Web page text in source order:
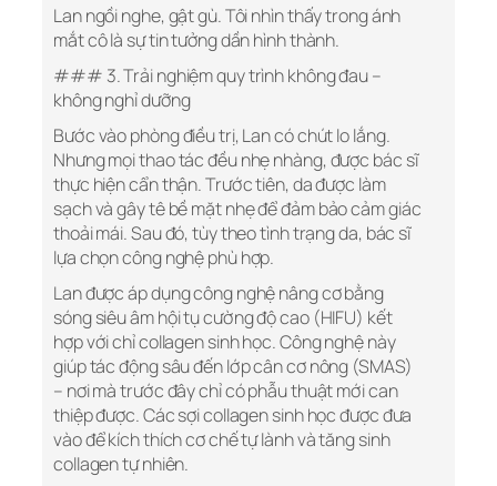
Lan ngồi nghe, gật gù. Tôi nhìn thấy trong ánh
mắt cô là sự tin tưởng dần hình thành.
### 3. Trải nghiệm quy trình không đau –
không nghỉ dưỡng
Bước vào phòng điều trị, Lan có chút lo lắng.
Nhưng mọi thao tác đều nhẹ nhàng, được bác sĩ
thực hiện cẩn thận. Trước tiên, da được làm
sạch và gây tê bề mặt nhẹ để đảm bảo cảm giác
thoải mái. Sau đó, tùy theo tình trạng da, bác sĩ
lựa chọn công nghệ phù hợp.
Lan được áp dụng công nghệ nâng cơ bằng
sóng siêu âm hội tụ cường độ cao (HIFU) kết
hợp với chỉ collagen sinh học. Công nghệ này
giúp tác động sâu đến lớp cân cơ nông (SMAS)
– nơi mà trước đây chỉ có phẫu thuật mới can
thiệp được. Các sợi collagen sinh học được đưa
vào để kích thích cơ chế tự lành và tăng sinh
collagen tự nhiên.